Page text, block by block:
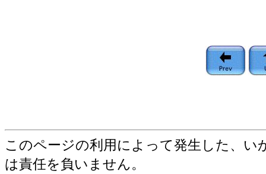
このページの利用によって発生した、
は責任を負いません。